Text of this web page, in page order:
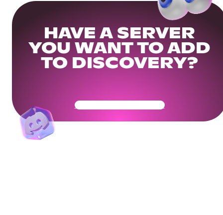
HAVE A SERVER
YOU WANT TO ADD
TO DISCOVERY?
Get Your Community Ready